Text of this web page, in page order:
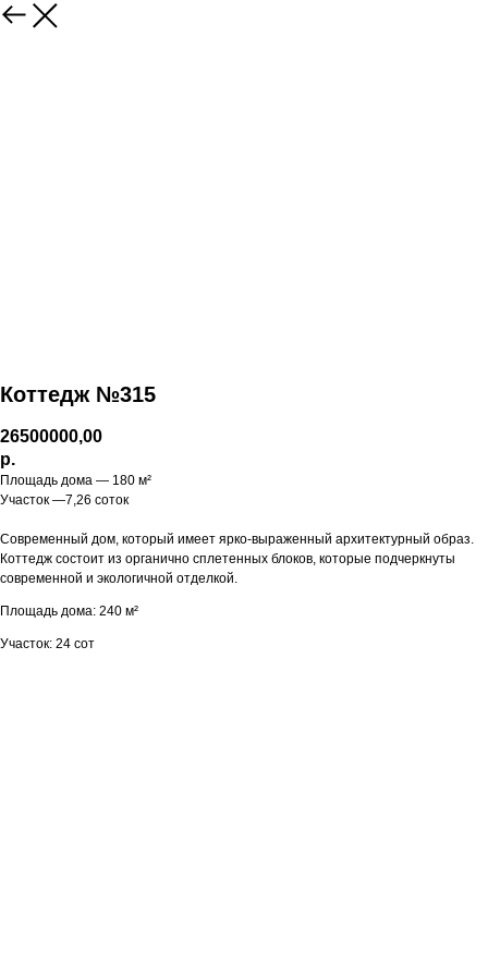
Коттедж №315
26500000,00
р.
Площадь дома — 180 м²
Участок —7,26 соток
Современный дом, который имеет ярко-выраженный архитектурный образ.
Коттедж состоит из органично сплетенных блоков, которые подчеркнуты
современной и экологичной отделкой.
Площадь дома: 240 м²
Участок: 24 сот